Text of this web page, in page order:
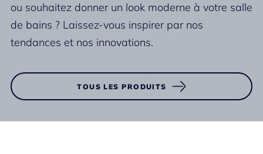
ou souhaitez donner un look moderne à votre salle
de bains ? Laissez-vous inspirer par nos
tendances et nos innovations.
TOUS LES PRODUITS